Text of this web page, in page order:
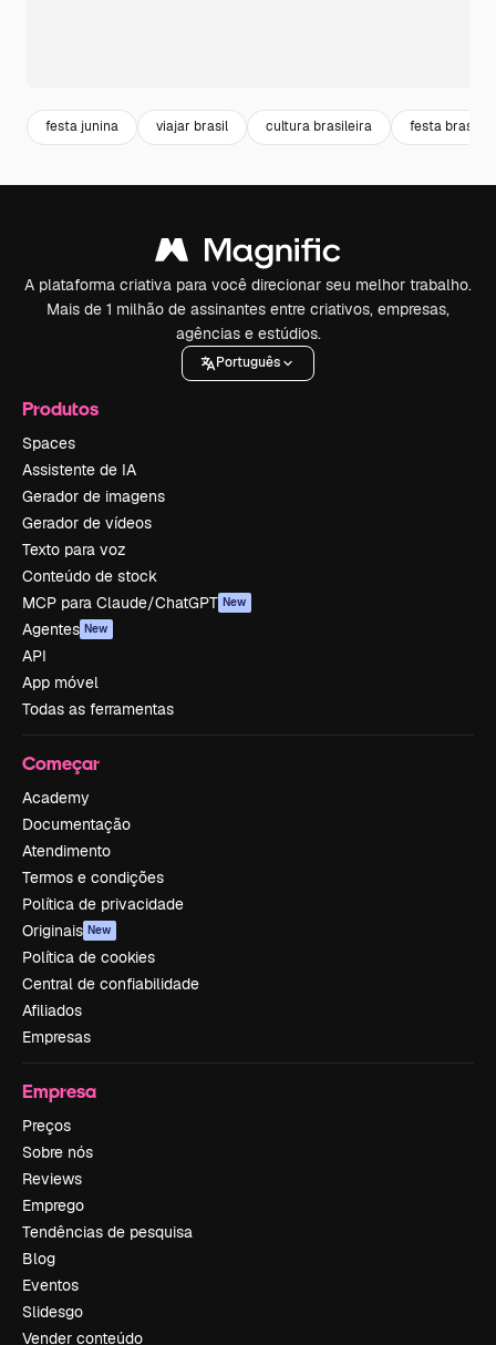
festa junina viajar brasil cultura brasileira festa brasil
A plataforma criativa para você direcionar seu melhor trabalho.
Mais de 1 milhão de assinantes entre criativos, empresas,
agências e estúdios.
Português
Produtos
Spaces
Assistente de IA
Gerador de imagens
Gerador de vídeos
Texto para voz
Conteúdo de stock
MCP para Claude/ChatGPT New
Agentes New
API
App móvel
Todas as ferramentas
Começar
Academy
Documentação
Atendimento
Termos e condições
Política de privacidade
Originais New
Política de cookies
Central de confiabilidade
Afiliados
Empresas
Empresa
Preços
Sobre nós
Reviews
Emprego
Tendências de pesquisa
Blog
Eventos
Slidesgo
Vender conteúdo